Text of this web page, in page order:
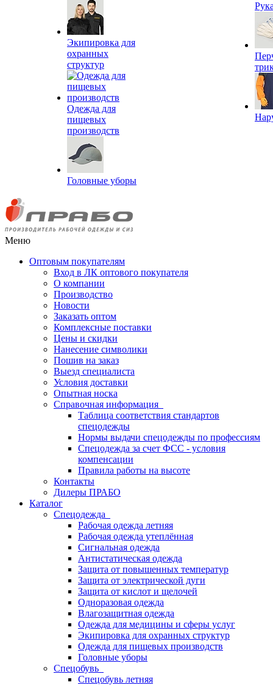
Экипировка для
охранных
структур
Одежда для
пищевых
производств
Головные уборы
Меню
Оптовым покупателям
Вход в ЛК оптового покупателя
О компании
Производство
Новости
Заказать оптом
Комплексные поставки
Цены и скидки
Нанесение символики
Пошив на заказ
Выезд специалиста
Условия доставки
Опытная носка
Справочная информация
Таблица соответствия стандартов
спецодежды
Нормы выдачи спецодежды по профессиям
Спецодежда за счет ФСС - условия
компенсации
Правила работы на высоте
Контакты
Дилеры ПРАБО
Каталог
Спецодежда
Рабочая одежда летняя
Рабочая одежда утеплённая
Сигнальная одежда
Антистатическая одежда
Защита от повышенных температур
Защита от электрической дуги
Защита от кислот и щелочей
Одноразовая одежда
Влагозащитная одежда
Одежда для медицины и сферы услуг
Экипировка для охранных структур
Одежда для пищевых производств
Головные уборы
Спецобувь
Спецобувь летняя